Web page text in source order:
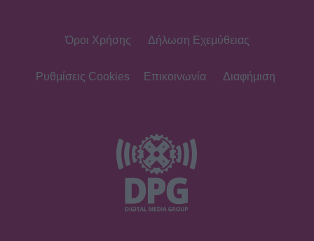
– Το πολύχρωμο look που ξεχώρισε
Η Βάλια Χατζηθεοδώρου μαγνητίζει
τα βλέμματα με τις καλοκαιρινές της
πόζες στο νησί των ανέμων
Όροι Χρήσης Δήλωση Εχεμύθειας
Ρυθμίσεις Cookies Επικοινωνία Διαφήμιση